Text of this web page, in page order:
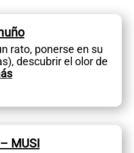
rato, ponerse en su
descubrir el olor de
MUSI